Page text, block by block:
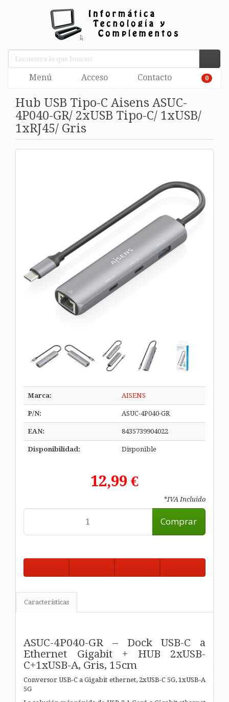
Menú Acceso Contacto 0
Hub USB Tipo-C Aisens ASUC-
4P040-GR/ 2xUSB Tipo-C/ 1xUSB/
1xRJ45/ Gris
Marca: AISENS
P/N: ASUC-4P040-GR
EAN: 8435739904022
Disponibilidad: Disponible
12,99 €
*IVA Incluido
Comprar
Características
ASUC-4P040-GR – Dock USB-C a
Ethernet Gigabit + HUB 2xUSB-
C+1xUSB-A, Gris, 15cm
Conversor USB-C a Gigabit ethernet, 2xUSB-C 5G, 1xUSB-A
5G